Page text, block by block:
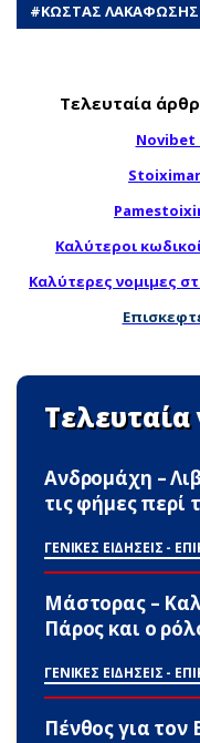
#ΚΩΣΤΑΣ ΛΑΚΑΦΩΣΗΣ
Τελευταία
Novibet
Καλύτεροι
Καλύτερες νομιμες
Τελευταία
Ανδρομάχη –
τις φήμες
ΓΕΝΙΚΕΣ ΕΙΔΗΣΕΙΣ -
Μάστορας –
Πάρος και ο
ΓΕΝΙΚΕΣ ΕΙΔΗΣΕΙΣ -
Πένθος για